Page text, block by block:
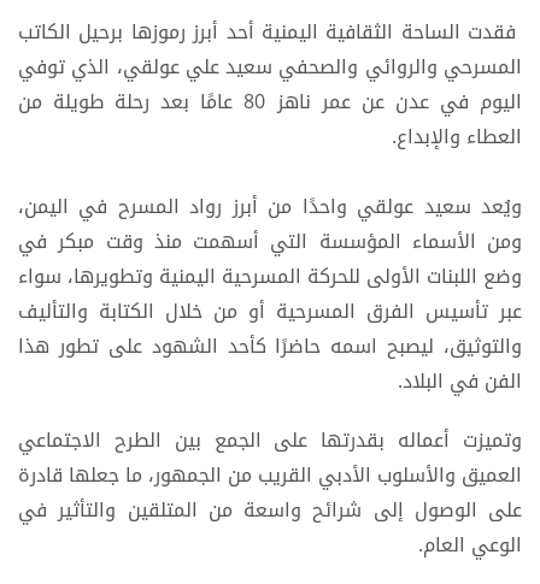
فقدت الساحة الثقافية اليمنية أحد أبرز رموزها برحيل الكاتب
المسرحي والروائي والصحفي سعيد علي عولقي، الذي توفي
اليوم في عدن عن عمر ناهز 80 عامًا بعد رحلة طويلة من
العطاء والإبداع.
ويُعد سعيد عولقي واحدًا من أبرز رواد المسرح في اليمن،
ومن الأسماء المؤسسة التي أسهمت منذ وقت مبكر في
وضع اللبنات الأولى للحركة المسرحية اليمنية وتطويرها، سواء
عبر تأسيس الفرق المسرحية أو من خلال الكتابة والتأليف
والتوثيق، ليصبح اسمه حاضرًا كأحد الشهود على تطور هذا
الفن في البلاد.
وتميزت أعماله بقدرتها على الجمع بين الطرح الاجتماعي
العميق والأسلوب الأدبي القريب من الجمهور، ما جعلها قادرة
على الوصول إلى شرائح واسعة من المتلقين والتأثير في
الوعي العام.